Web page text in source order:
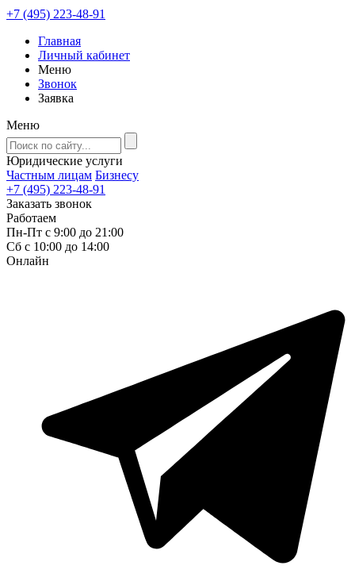
+7 (495) 223-48-91
Главная
Личный кабинет
Меню
Звонок
Заявка
Меню
Юридические услуги
Частным лицам Бизнесу
+7 (495) 223-48-91
Заказать звонок
Работаем
Пн-Пт с 9:00 до 21:00
Сб с 10:00 до 14:00
Онлайн